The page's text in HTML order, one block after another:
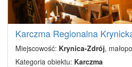
Karczma Regionalna
Miejscowość: Krynica-Zdrój,
Kategoria obiektu: Karczma